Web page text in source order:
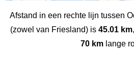
Afstand in een rechte lijn tussen
(zowel van Friesland) is 45.01 km
70 kmlange